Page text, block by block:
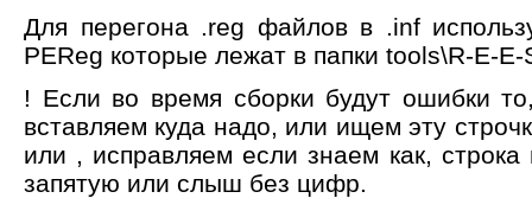
Для перегона .reg файлов в .inf
PEReg которые лежат в папки tools\R-E-E-
! Если во время сборки будут ошибки
вставляем куда надо, или ищем эту
или , исправляем если знаем как,
запятую или слыш без цифр.